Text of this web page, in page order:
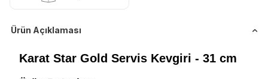
Ürün Açıklaması
Karat Star Gold Servis Kevgiri - 31 cm